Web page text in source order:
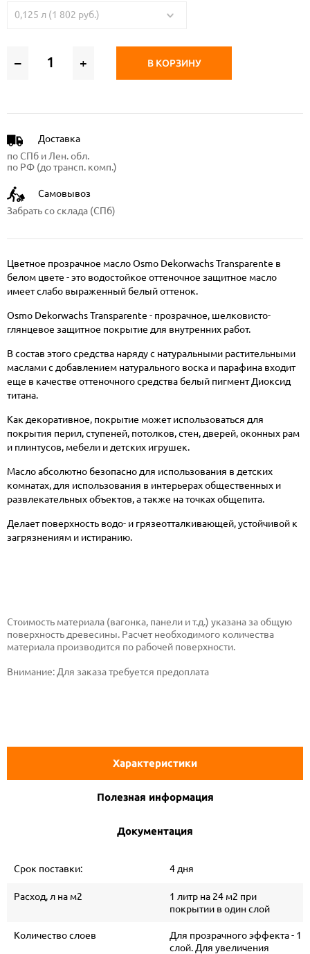
0,125 л (1 802 руб.)
– + В КОРЗИНУ
Доставка
по СПб и Лен. обл.
по РФ (до трансп. комп.)
Самовывоз
Забрать со склада (СПб)
Цветное прозрачное масло Osmo Dekorwachs Transparente в
белом цвете - это водостойкое оттеночное защитное масло
имеет слабо выраженный белый оттенок.
Osmo Dekorwachs Transparente - прозрачное, шелковисто-
глянцевое защитное покрытие для внутренних работ.
В состав этого средства наряду с натуральными растительными
маслами с добавлением натурального воска и парафина входит
еще в качестве оттеночного средства белый пигмент Диоксид
титана.
Как декоративное, покрытие может использоваться для
покрытия перил, ступеней, потолков, стен, дверей, оконных рам
и плинтусов, мебели и детских игрушек.
Масло абсолютно безопасно для использования в детских
комнатах, для использования в интерьерах общественных и
развлекательных объектов, а также на точках общепита.
Делает поверхность водо- и грязеотталкивающей, устойчивой к
загрязнениям и истиранию.
Стоимость материала (вагонка, панели и т.д.) указана за общую
поверхность древесины. Расчет необходимого количества
материала производится по рабочей поверхности.
Внимание: Для заказа требуется предоплата
Характеристики
Полезная информация
Документация
Срок поставки: 4 дня
Расход, л на м2
1 литр на 24 м2 при
покрытии в один слой
Количество слоев
Для прозрачного эффекта - 1
слой. Для увеличения